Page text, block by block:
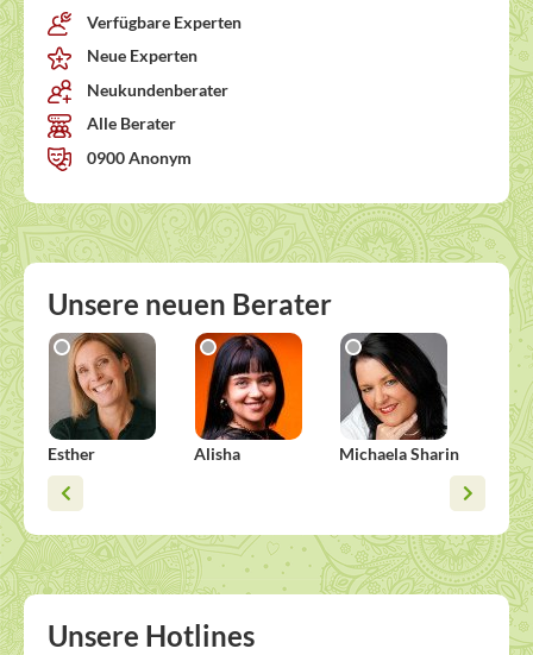
Verfügbare Experten
Neue Experten
Neukundenberater
Alle Berater
0900 Anonym
Unsere neuen Berater
Esther Alisha Michaela Sharin
Unsere Hotlines